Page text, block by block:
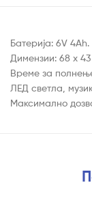
Батерија: 6V 4Ah.
Димензии: 68 x
Време за
ЛЕД светла,
Максимално